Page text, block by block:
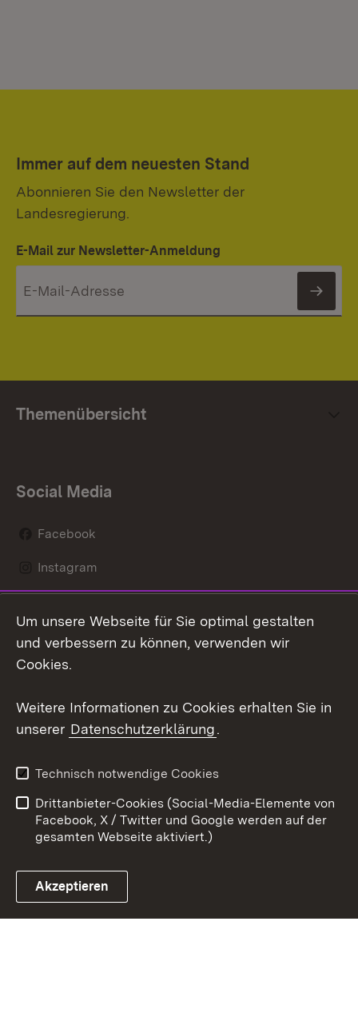
Immer auf dem neuesten Stand
Abonnieren Sie den Newsletter der
Landesregierung.
E-Mail zur Newsletter-Anmeldung
Themenübersicht
Social Media
Facebook
Instagram
Mastodon
Youtube
Link zum Landesportal
Kontakt
Datenschutz
Barrierefreiheit
Impressum Cookies
Um unsere Webseite für Sie optimal gestalten
und verbessern zu können, verwenden wir
Cookies.
Weitere Informationen zu Cookies erhalten Sie in
unserer Datenschutzerklärung.
Technisch notwendige Cookies
Drittanbieter-Cookies (Social-Media-Elemente von
Facebook, X / Twitter und Google werden auf der
gesamten Webseite aktiviert.)
Akzeptieren